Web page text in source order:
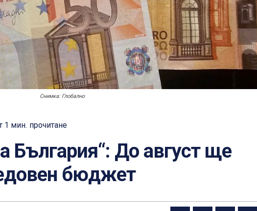
Снимка: Глобално
1 мин. прочитане
България“: До август ще
бюджет